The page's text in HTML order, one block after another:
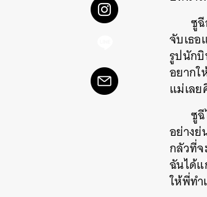
ซู
จับเธ
รูปนักบิ
อยาก
แม่เล
ซู
อย่าง
กลัวที่
ฉันได้
ให้พี่ท